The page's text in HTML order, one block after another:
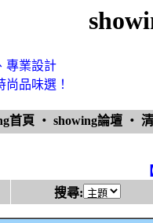
專業設計
品味選！
首頁 ‧ showing論壇 ‧
搜尋: